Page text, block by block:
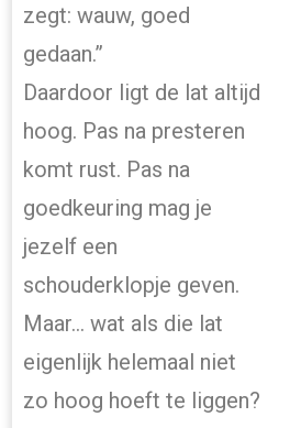
zegt: wauw, goed
gedaan.”
Daardoor ligt de lat altijd
hoog. Pas na presteren
komt rust. Pas na
goedkeuring mag je
jezelf een
schouderklopje geven.
Maar… wat als die lat
eigenlijk helemaal niet
zo hoog hoeft te liggen?